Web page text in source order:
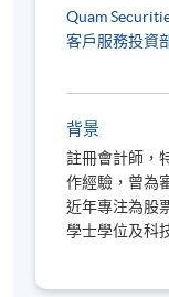
交易七宗罪
投資心理學
交易必備的紀律
2. 交易原則
Quam
客戶服務投資
背景
註冊會計師，
作經驗，曾為
近年專注為股
學士學位及科